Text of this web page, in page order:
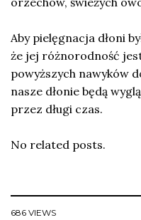
Aby pielęgnacja dłoni
że jej różnorodność
powyższych nawyków
nasze dłonie będą
przez długi czas.
No related posts.
686 VIEWS